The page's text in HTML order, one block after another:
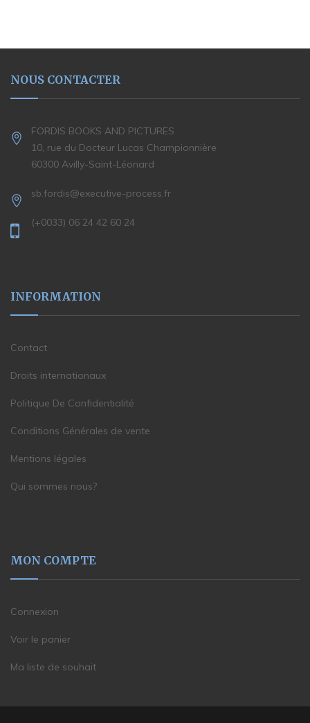
NOUS CONTACTER
FORDIS BOOKS AND PICTURES
10, rue du Docteur Lucas Championnière
60300 Avilly-Saint-Léonard
sb.fordis@executive-process.fr
(+0033) 06 24 42 60 24
INFORMATION
Contact
Droits internationaux
Politique De Confidentialité
Conditions Générales de vente
Mentions légales
Qui sommes nous?
MON COMPTE
Connexion
Voir le panier
Ma liste de souhait